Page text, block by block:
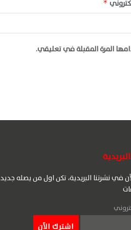
*
المرة المقبلة في تعليقي.
في نشرتنا البريدية، تكن اول من يصله جديد